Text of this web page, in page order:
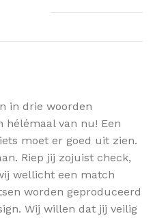
in drie woorden
hélémaal van nu! Een
moet er goed uit zien.
Riep jij zojuist check,
wellicht een match
worden geproduceerd
Wij willen dat jij veilig